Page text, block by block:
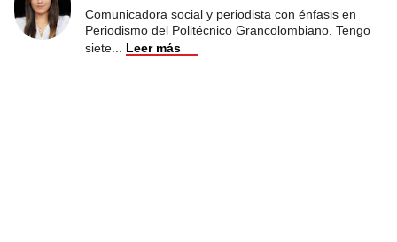
Comunicadora social y periodista con énfasis en
Periodismo del Politécnico Grancolombiano. Tengo
siete
Leer más